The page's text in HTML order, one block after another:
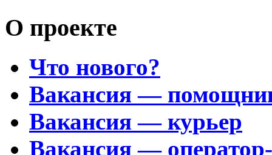
О проекте
Что нового?
Вакансия —
Вакансия — курьер
Вакансия —